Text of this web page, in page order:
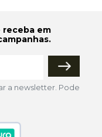
receba em
a newsletter. Pode